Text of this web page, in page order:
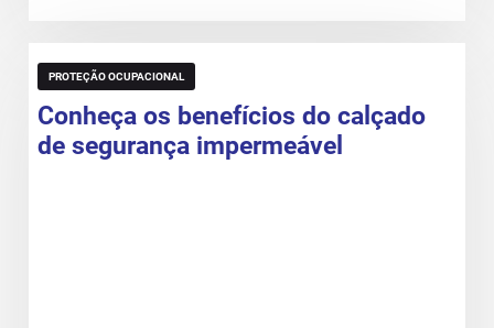
PROTEÇÃO OCUPACIONAL
Conheça os benefícios do calçado
de segurança impermeável